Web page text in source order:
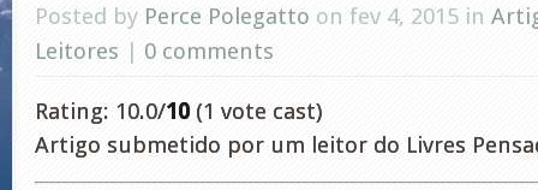
Posted by Perce Polegatto on fev 4, 2015 in
Leitores | 0 comments
Rating: 10.0/10 (1 vote cast)
Artigo submetido por um leitor do Livres